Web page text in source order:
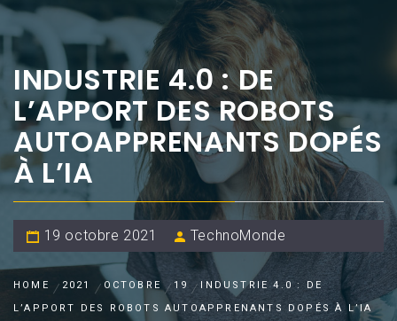
INDUSTRIE 4.0 : DE
L’APPORT DES ROBOTS
AUTOAPPRENANTS DOPÉS
À L’IA
19 octobre 2021 TechnoMonde
HOME 2021 OCTOBRE 19
INDUSTRIE 4.0 : DE
L’APPORT DES ROBOTS AUTOAPPRENANTS DOPÉS À L’IA